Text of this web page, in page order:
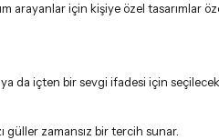
arayanlar için kişiye özel tasarımlar
da içten bir sevgi ifadesi için
güller zamansız bir tercih sunar.